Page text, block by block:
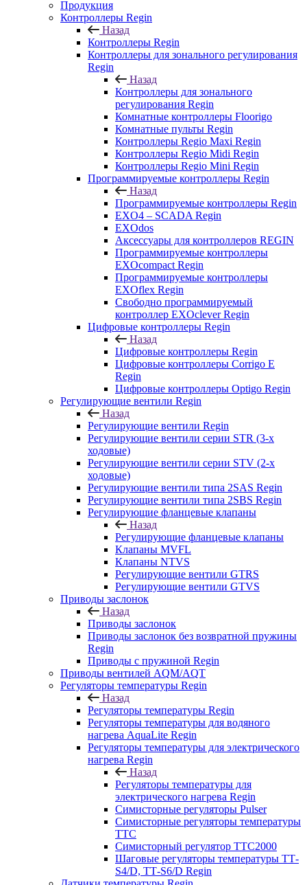
Продукция
Контроллеры Regin
Назад
Контроллеры Regin
Контроллеры для зонального регулирования
Regin
Назад
Контроллеры для зонального
регулирования Regin
Комнатные контроллеры Floorigo
Комнатные пульты Regin
Контроллеры Regio Maxi Regin
Контроллеры Regio Midi Regin
Контроллеры Regio Mini Regin
Программируемые контроллеры Regin
Назад
Программируемые контроллеры Regin
EXO4 – SCADA Regin
EXOdos
Аксессуары для контроллеров REGIN
Программируемые контроллеры
EXOcompact Regin
Программируемые контроллеры
EXOflex Regin
Свободно программируемый
контроллер EXOclever Regin
Цифровые контроллеры Regin
Назад
Цифровые контроллеры Regin
Цифровые контроллеры Corrigo E
Regin
Цифровые контроллеры Optigo Regin
Регулирующие вентили Regin
Назад
Регулирующие вентили Regin
Регулирующие вентили серии STR (3-х
ходовые)
Регулирующие вентили серии STV (2-х
ходовые)
Регулирующие вентили типа 2SAS Regin
Регулирующие вентили типа 2SBS Regin
Регулирующие фланцевые клапаны
Назад
Регулирующие фланцевые клапаны
Клапаны MVFL
Клапаны NTVS
Регулирующие вентили GTRS
Регулирующие вентили GTVS
Приводы заслонок
Назад
Приводы заслонок
Приводы заслонок без возвратной пружины
Regin
Приводы с пружиной Regin
Приводы вентилей AQM/AQT
Регуляторы температуры Regin
Назад
Регуляторы температуры Regin
Регуляторы температуры для водяного
нагрева AquaLite Regin
Регуляторы температуры для электрического
нагрева Regin
Назад
Регуляторы температуры для
электрического нагрева Regin
Симисторные регуляторы Pulser
Симисторные регуляторы температуры
TTC
Симисторный регулятор TTC2000
Шаговые регуляторы температуры ТТ-
S4/D, ТТ-S6/D Regin